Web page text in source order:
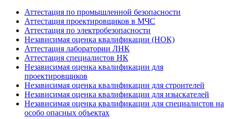
Аттестация по промышленной безопасности
Аттестация проектировщиков в МЧС
Аттестация по электробезопасности
Независимая оценка квалификации (НОК)
Аттестация лаборатории ЛНК
Аттестация специалистов НК
Независимая оценка квалификации для
проектировщиков
Независимая оценка квалификации для строителей
Независимая оценка квалификации для изыскателей
Независимая оценка квалификации для специалистов на
особо опасных объектах